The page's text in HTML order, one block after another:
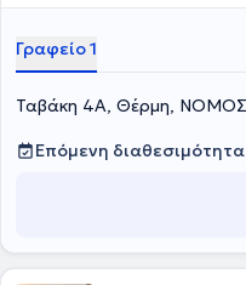
Αναλύτρια στο Ελληνικό
Γραφείο 1
Ταβάκη 4Α, Θέρμη,
Επόμενη διαθεσιμότητα